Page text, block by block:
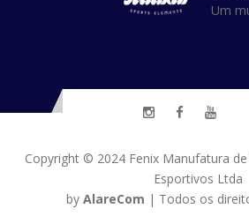
Um
Copyright © 2024 Fenix Manufatura
Esportivos Ltda
by AlareCom | Todos os